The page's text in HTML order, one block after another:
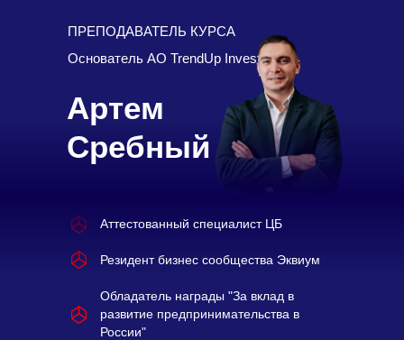
ПРЕПОДАВАТЕЛЬ КУРСА
Основатель АО TrendUp Invest
Артем
Сребный
Аттестованный специалист ЦБ
Резидент бизнес сообщества Эквиум
Обладатель награды "За вклад в
развитие предпринимательства в
России"